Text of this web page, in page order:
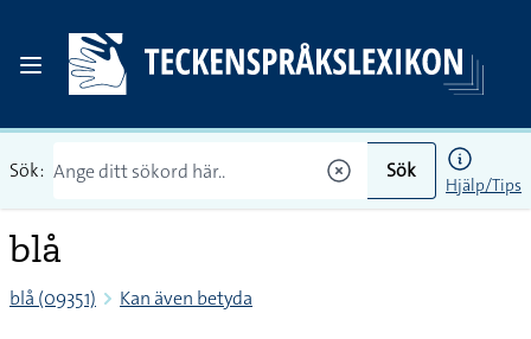
Sök: Sök
Hjälp/Tips
blå
blå (09351) Kan även betyda